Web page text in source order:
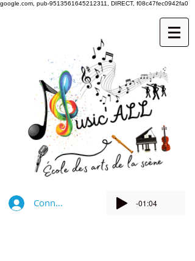
google.com, pub-9513561645212311, DIRECT, f08c47fec0942fa0
Connexion -01:04